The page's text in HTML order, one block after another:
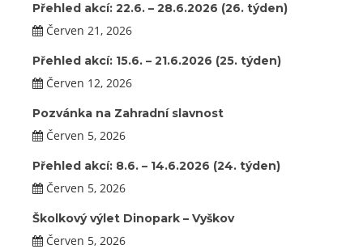
Přehled akcí: 22.6. – 28.6.2026 (26. týden)
Červen 21, 2026
Přehled akcí: 15.6. – 21.6.2026 (25. týden)
Červen 12, 2026
Pozvánka na Zahradní slavnost
Červen 5, 2026
Přehled akcí: 8.6. – 14.6.2026 (24. týden)
Červen 5, 2026
Školkový výlet Dinopark – Vyškov
Červen 5, 2026